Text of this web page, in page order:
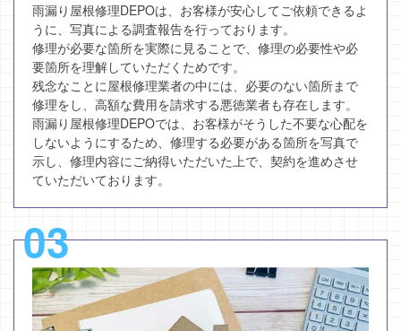
雨漏り屋根修理DEPOは、お客様が安心してご依頼できるよ
うに、写真による調査報告を行っております。
修理が必要な箇所を実際に見ることで、修理の必要性や必
要箇所を理解していただくためです。
残念なことに屋根修理業者の中には、必要のない箇所まで
修理をし、高額な費用を請求する悪徳業者も存在します。
雨漏り屋根修理DEPOでは、お客様がそうした不要な心配を
しないようにするため、修理する必要がある箇所を写真で
示し、修理内容にご納得いただいた上で、契約を進めさせ
ていただいております。
03